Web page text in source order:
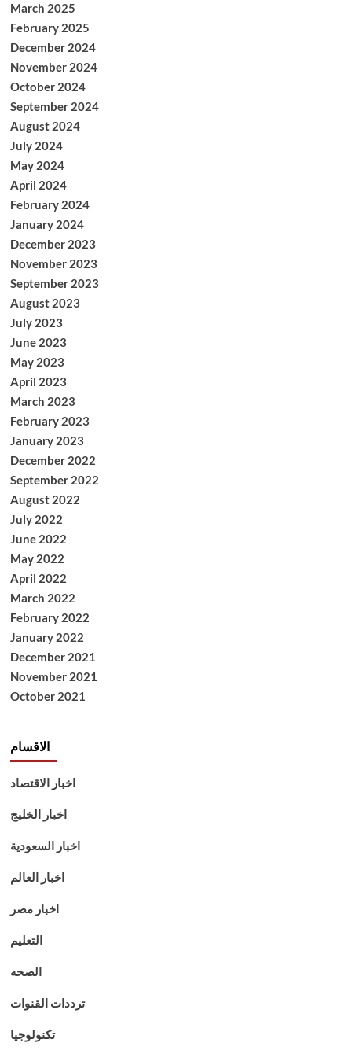
March 2025
February 2025
December 2024
November 2024
October 2024
September 2024
August 2024
July 2024
May 2024
April 2024
February 2024
January 2024
December 2023
November 2023
September 2023
August 2023
July 2023
June 2023
May 2023
April 2023
March 2023
February 2023
January 2023
December 2022
September 2022
August 2022
July 2022
June 2022
May 2022
April 2022
March 2022
February 2022
January 2022
December 2021
November 2021
October 2021
الاقسام
اخبار الاقتصاد
اخبار الخليج
اخبار السعودية
اخبار العالم
اخبار مصر
التعليم
الصحه
ترددات القنوات
تكنولوجيا